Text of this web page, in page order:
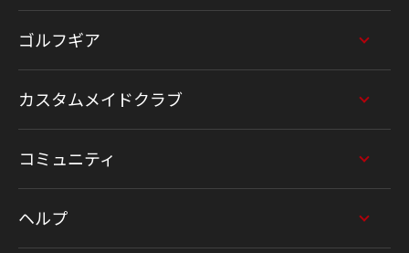
ゴルフギア
カスタムメイドクラブ
コミュニティ
ヘルプ